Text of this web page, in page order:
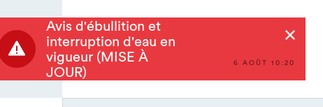
6 AOÛT 10:20
Avis d'ébullition et
interruption d'eau en
vigueur (MISE À
JOUR)
mirabelloises